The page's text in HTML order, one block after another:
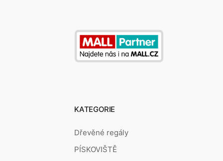
KATEGORIE
Dřevěné regály
PÍSKOVIŠTĚ